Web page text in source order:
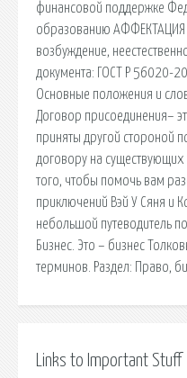
финансовой поддержке
образованию АФФЕКТАЦИЯ
возбуждение,
документа: ГОСТ Р 56020-
Основные положения и
Договор присоединения–
приняты другой стороной
договору на существующих
того, чтобы помочь вам
приключений Вэй У Сяня и
небольшой путеводитель
Бизнес. Это – бизнес
терминов. Раздел: Право,
Links to Important Stuff